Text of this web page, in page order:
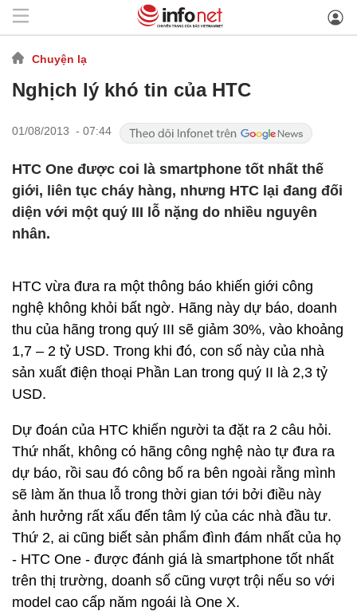
Chuyện lạ
Nghịch lý khó tin của HTC
01/08/2013 - 07:44
HTC One được coi là smartphone tốt nhất thế
giới, liên tục cháy hàng, nhưng HTC lại đang đối
diện với một quý III lỗ nặng do nhiều nguyên
nhân.
HTC vừa đưa ra một thông báo khiến giới công
nghệ không khỏi bất ngờ. Hãng này dự báo, doanh
thu của hãng trong quý III sẽ giảm 30%, vào khoảng
1,7 – 2 tỷ USD. Trong khi đó, con số này của nhà
sản xuất điện thoại Phần Lan trong quý II là 2,3 tỷ
USD.
Dự đoán của HTC khiến người ta đặt ra 2 câu hỏi.
Thứ nhất, không có hãng công nghệ nào tự đưa ra
dự báo, rồi sau đó công bố ra bên ngoài rằng mình
sẽ làm ăn thua lỗ trong thời gian tới bởi điều này
ảnh hưởng rất xấu đến tâm lý của các nhà đầu tư.
Thứ 2, ai cũng biết sản phẩm đình đám nhất của họ
- HTC One - được đánh giá là smartphone tốt nhất
trên thị trường, doanh số cũng vượt trội nếu so với
model cao cấp năm ngoái là One X.